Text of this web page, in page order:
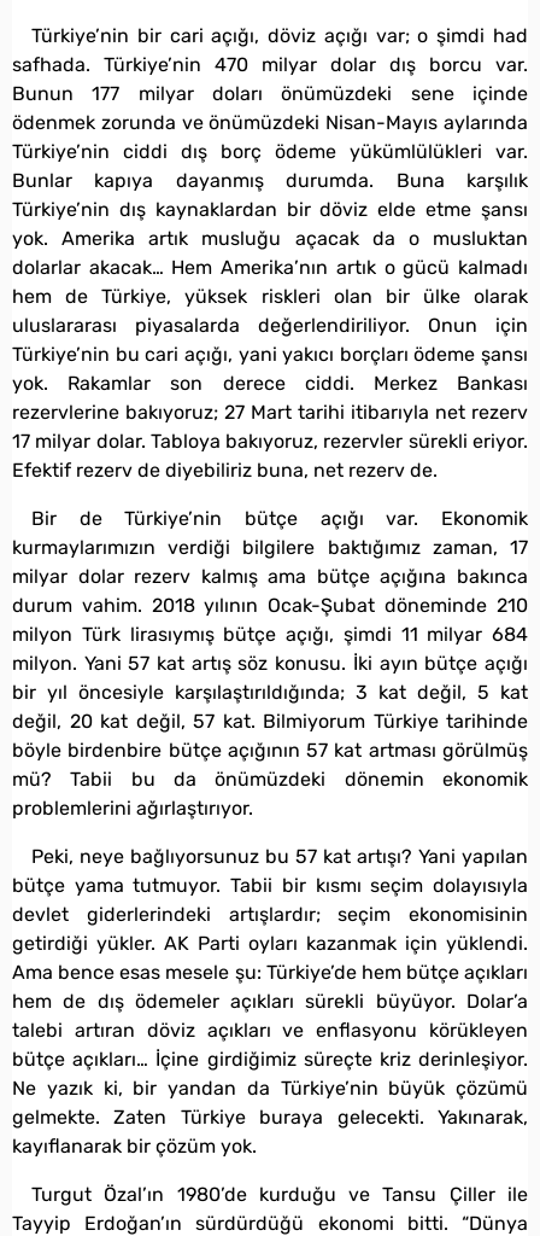
Türkiye’nin bir cari açığı, döviz açığı var; o şimdi had
safhada. Türkiye’nin 470 milyar dolar dış borcu var.
Bunun 177 milyar doları önümüzdeki sene içinde
ödenmek zorunda ve önümüzdeki Nisan-Mayıs aylarında
Türkiye’nin ciddi dış borç ödeme yükümlülükleri var.
Bunlar kapıya dayanmış durumda. Buna karşılık
Türkiye’nin dış kaynaklardan bir döviz elde etme şansı
yok. Amerika artık musluğu açacak da o musluktan
dolarlar akacak… Hem Amerika’nın artık o gücü kalmadı
hem de Türkiye, yüksek riskleri olan bir ülke olarak
uluslararası piyasalarda değerlendiriliyor. Onun için
Türkiye’nin bu cari açığı, yani yakıcı borçları ödeme şansı
yok. Rakamlar son derece ciddi. Merkez Bankası
rezervlerine bakıyoruz; 27 Mart tarihi itibarıyla net rezerv
17 milyar dolar. Tabloya bakıyoruz, rezervler sürekli eriyor.
Efektif rezerv de diyebiliriz buna, net rezerv de.
Bir de Türkiye’nin bütçe açığı var. Ekonomik
kurmaylarımızın verdiği bilgilere baktığımız zaman, 17
milyar dolar rezerv kalmış ama bütçe açığına bakınca
durum vahim. 2018 yılının Ocak-Şubat döneminde 210
milyon Türk lirasıymış bütçe açığı, şimdi 11 milyar 684
milyon. Yani 57 kat artış söz konusu. İki ayın bütçe açığı
bir yıl öncesiyle karşılaştırıldığında; 3 kat değil, 5 kat
değil, 20 kat değil, 57 kat. Bilmiyorum Türkiye tarihinde
böyle birdenbire bütçe açığının 57 kat artması görülmüş
mü? Tabii bu da önümüzdeki dönemin ekonomik
problemlerini ağırlaştırıyor.
Peki, neye bağlıyorsunuz bu 57 kat artışı? Yani yapılan
bütçe yama tutmuyor. Tabii bir kısmı seçim dolayısıyla
devlet giderlerindeki artışlardır; seçim ekonomisinin
getirdiği yükler. AK Parti oyları kazanmak için yüklendi.
Ama bence esas mesele şu: Türkiye’de hem bütçe açıkları
hem de dış ödemeler açıkları sürekli büyüyor. Dolar’a
talebi artıran döviz açıkları ve enflasyonu körükleyen
bütçe açıkları… İçine girdiğimiz süreçte kriz derinleşiyor.
Ne yazık ki, bir yandan da Türkiye’nin büyük çözümü
gelmekte. Zaten Türkiye buraya gelecekti. Yakınarak,
kayıflanarak bir çözüm yok.
Turgut Özal’ın 1980’de kurduğu ve Tansu Çiller ile
Tayyip Erdoğan’ın sürdürdüğü ekonomi bitti. “Dünya